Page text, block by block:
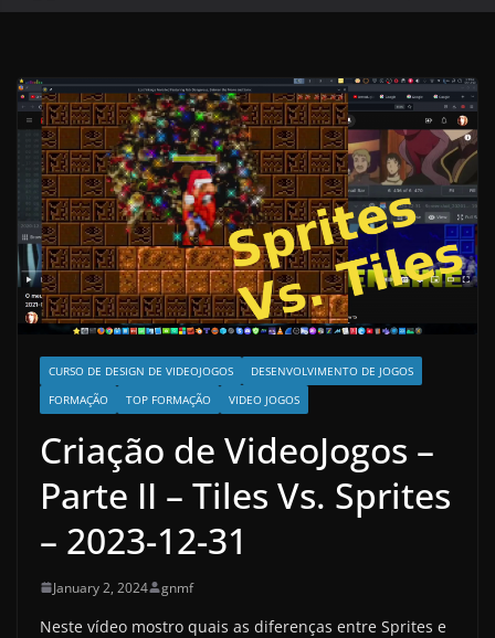
CURSO DE DESIGN DE VIDEOJOGOS
DESENVOLVIMENTO DE JOGOS
FORMAÇÃO
TOP FORMAÇÃO VIDEO JOGOS
Criação de VideoJogos –
Parte II – Tiles Vs. Sprites
– 2023-12-31
January 2, 2024 gnmf
Neste vídeo mostro quais as diferenças entre Sprites e